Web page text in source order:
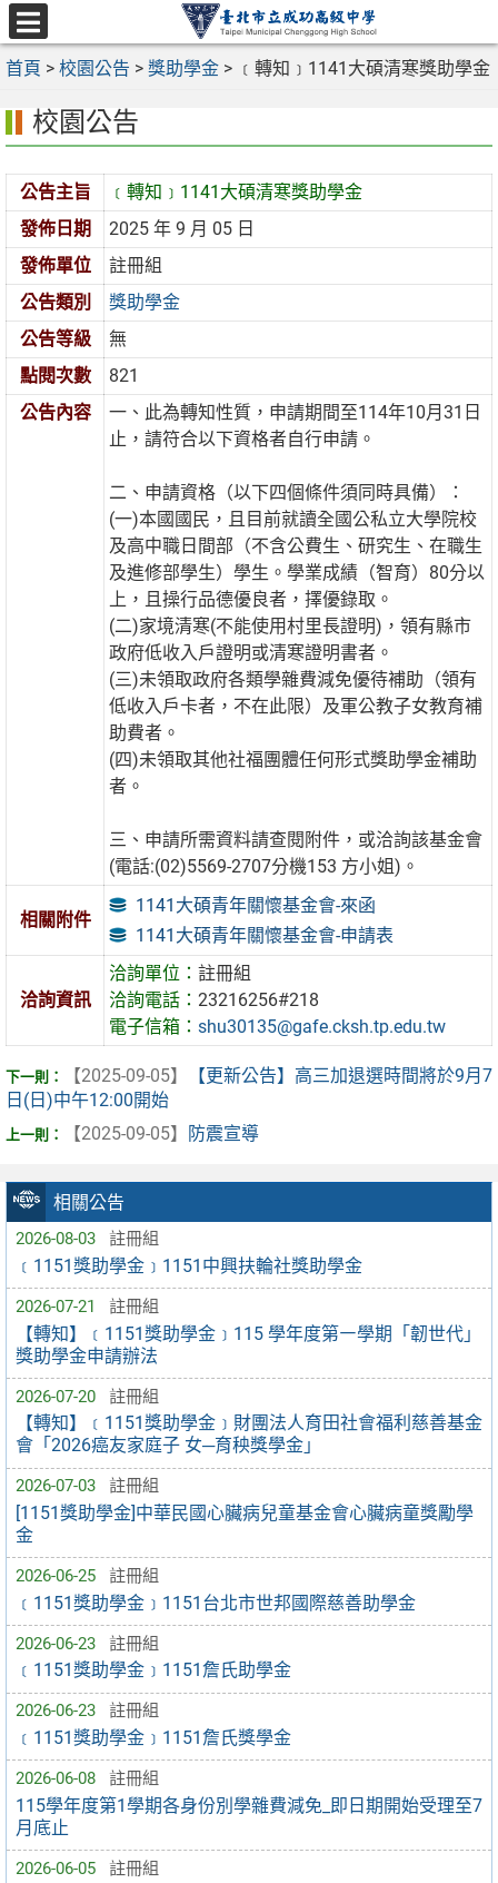
跳
至
主
容
區
選
單
首頁 > 校園公告 > 獎助學金 > ﹝轉知﹞1141大碩清寒獎助學金
相關公告
2026-08-03 註冊組
﹝1151獎助學金﹞1151中興扶輪社獎助學金
2026-07-21 註冊組
【轉知】﹝1151獎助學金﹞115 學年度第㇐學期「韌世代」
獎助學金申請辦法
2026-07-20 註冊組
【轉知】﹝1151獎助學金﹞財團法人育田社會福利慈善基金
會「2026癌友家庭子 女─育秧獎學金」
2026-07-03 註冊組
[1151獎助學金]中華民國心臟病兒童基金會心臟病童獎勵學
金
2026-06-25 註冊組
﹝1151獎助學金﹞1151台北市世邦國際慈善助學金
2026-06-23 註冊組
﹝1151獎助學金﹞1151詹氏助學金
2026-06-23 註冊組
﹝1151獎助學金﹞1151詹氏獎學金
2026-06-08 註冊組
115學年度第1學期各身份別學雜費減免_即日期開始受理至7
月底止
2026-06-05 註冊組
校園公告
公告主旨
﹝轉知﹞1141大碩清寒獎助學金
發佈日期
2025 年 9 月 05 日
發佈單位
註冊組
公告類別
獎助學金
公告等級
無
點閱次數
821
公告內容
一、此為轉知性質，申請期間至114年10月31日
止，請符合以下資格者自行申請。
二、申請資格（以下四個條件須同時具備）：
(一)本國國民，且目前就讀全國公私立大學院校
及高中職日間部（不含公費生、研究生、在職生
及進修部學生）學生。學業成績（智育）80分以
上，且操行品德優良者，擇優錄取。
(二)家境清寒(不能使用村里長證明)，領有縣市
政府低收入戶證明或清寒證明書者。
(三)未領取政府各類學雜費減免優待補助（領有
低收入戶卡者，不在此限）及軍公教子女教育補
助費者。
(四)未領取其他社福團體任何形式獎助學金補助
者。
三、申請所需資料請查閱附件，或洽詢該基金會
(電話:(02)5569-2707分機153 方小姐)。
相關附件
1141大碩青年關懷基金會-來函
1141大碩青年關懷基金會-申請表
洽詢資訊
洽詢單位：註冊組
洽詢電話：23216256#218
電子信箱：shu30135@gafe.cksh.tp.edu.tw
【2025-09-05】
【更新公告】高三加退選時間將於9月7
日(日)中午12:00開始
【2025-09-05】
防震宣導